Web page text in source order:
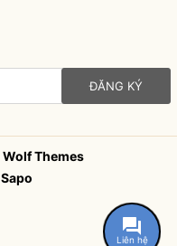
ĐĂNG KÝ
Wolf Themes
Sapo
Liên hệ